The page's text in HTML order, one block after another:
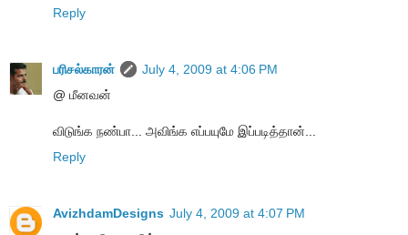
Reply
பரிசல்காரன்
July 4, 2009 at 4:06 PM
@ மீனவன்
விடுங்க நண்பா... அவிங்க எப்பயுமே இப்படித்தான்...
Reply
AvizhdamDesigns July 4, 2009 at 4:07 PM